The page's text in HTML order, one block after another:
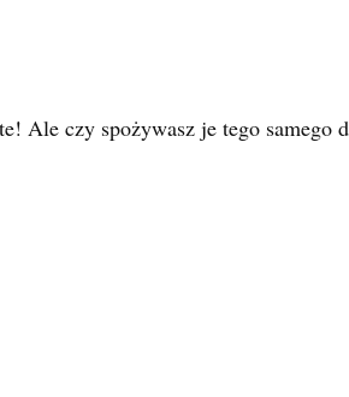
Ale czy spożywasz je tego samego